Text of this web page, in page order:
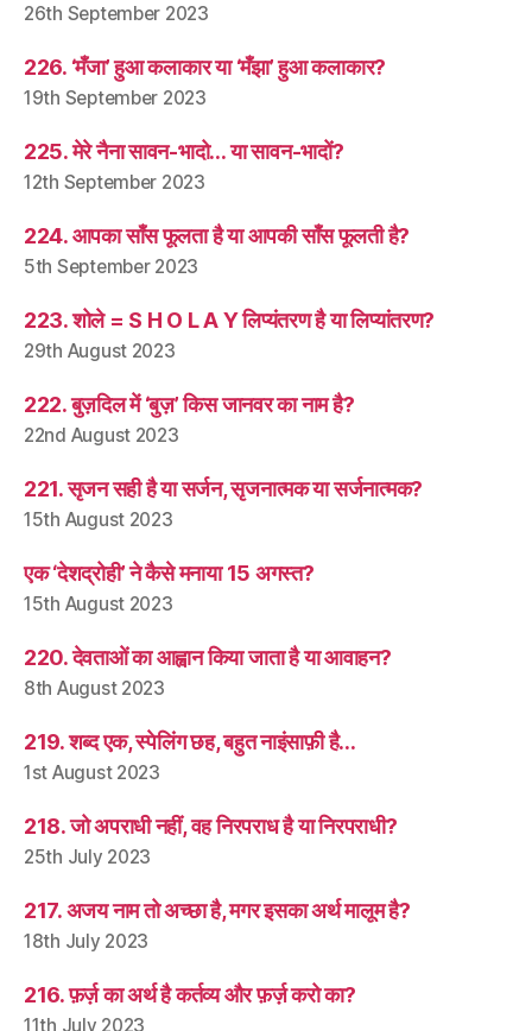
26th September 2023
226. ‘मँजा’ हुआ कलाकार या ‘मँझा’ हुआ कलाकार?
19th September 2023
225. मेरे नैना सावन-भादो… या सावन-भादों?
12th September 2023
224. आपका साँस फूलता है या आपकी साँस फूलती है?
5th September 2023
223. शोले = S H O L A Y लिप्यंतरण है या लिप्यांतरण?
29th August 2023
222. बुज़दिल में ‘बुज़’ किस जानवर का नाम है?
22nd August 2023
221. सृजन सही है या सर्जन, सृजनात्मक या सर्जनात्मक?
15th August 2023
एक ‘देशद्रोही’ ने कैसे मनाया 15 अगस्त?
15th August 2023
220. देवताओं का आह्वान किया जाता है या आवाहन?
8th August 2023
219. शब्द एक, स्पेलिंग छह, बहुत नाइंसाफ़ी है…
1st August 2023
218. जो अपराधी नहीं, वह निरपराध है या निरपराधी?
25th July 2023
217. अजय नाम तो अच्छा है, मगर इसका अर्थ मालूम है?
18th July 2023
216. फ़र्ज़ का अर्थ है कर्तव्य और फ़र्ज़ करो का?
11th July 2023